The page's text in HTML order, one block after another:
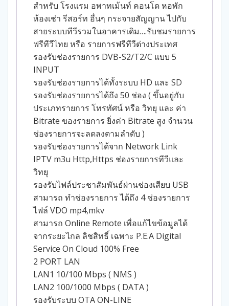
สำหรับ โรงแรม อพาทเม้นท์ คอนโด หอพัก
ห้องเช่า รีสอร์ท อื่นๆ กระจายสัญญาน ไปกับ
สายระบบทีวีรวมในอาคารเดิม….รับชมรายการ
ฟรีทีวีไทย หรือ รายการฟรีทีวีต่างประเทศ
รองรับช่องรายการ DVB-S2/T2/C แบบ 5
INPUT
รองรับช่องรายการได้ทั้งระบบ HD และ SD
รองรับช่องรายการได้ถึง 50 ช่อง ( ขึ้นอยู่กับ
ประเภทรายการ โทรทัศน์ หรือ วิทยุ และ ค่า
Bitrate ของรายการ ยิ่งค่า Bitrate สูง จำนวน
ช่องรายการจะลดลงตามลำดับ )
รองรับช่องรายการได้จาก Network Link
IPTV m3u Http,Https ช่องรายการทีวีและ
วิทยุ
รองรับไฟล์ประชาสัมพันธ์ผ่านช่องเสียบ USB
สามารถ ทำช่องรายการ ได้ถึง 4 ช่องรายการ
ไฟล์ VDO mp4,mkv
สามารถ Online Remote เพื่อแก้ไขข้อมูลได้
จากระยะไกล ลิชสิทธิ์ เฉพาะ P.E.A Digital
Service On Cloud 100% Free
2 PORT LAN
LAN1 10/100 Mbps ( NMS )
LAN2 100/1000 Mbps ( DATA )
รองรับระบบ OTA ON-LINE